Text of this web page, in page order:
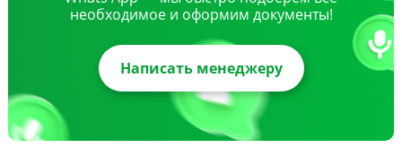
необходимое и оформим документы!
Написать менеджеру